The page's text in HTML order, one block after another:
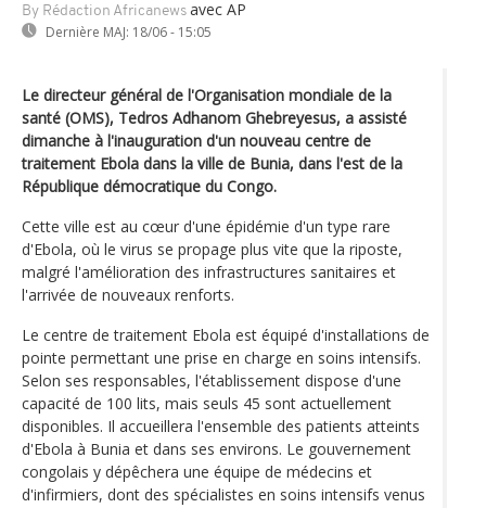
By Rédaction Africanews avec AP
Dernière MAJ: 18/06 - 15:05
Le directeur général de l'Organisation mondiale de la
santé (OMS), Tedros Adhanom Ghebreyesus, a assisté
dimanche à l'inauguration d'un nouveau centre de
traitement Ebola dans la ville de Bunia, dans l'est de la
République démocratique du Congo.
Cette ville est au cœur d'une épidémie d'un type rare
d'Ebola, où le virus se propage plus vite que la riposte,
malgré l'amélioration des infrastructures sanitaires et
l'arrivée de nouveaux renforts.
Le centre de traitement Ebola est équipé d'installations de
pointe permettant une prise en charge en soins intensifs.
Selon ses responsables, l'établissement dispose d'une
capacité de 100 lits, mais seuls 45 sont actuellement
disponibles. Il accueillera l'ensemble des patients atteints
d'Ebola à Bunia et dans ses environs. Le gouvernement
congolais y dépêchera une équipe de médecins et
d'infirmiers, dont des spécialistes en soins intensifs venus